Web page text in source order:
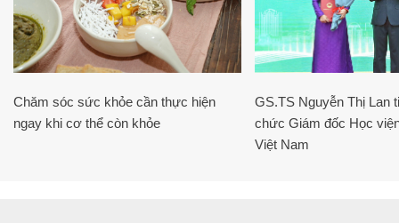
Chăm sóc sức khỏe cần thực hiện
ngay khi cơ thể còn khỏe
GS.TS Nguyễn Thị Lan
chức Giám đốc Học
Việt Nam